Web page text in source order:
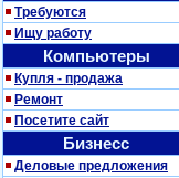
Требуются
Ищу работу
Компьютеры
Купля - продажа
Ремонт
Посетите сайт
Бизнесс
Деловые предложения